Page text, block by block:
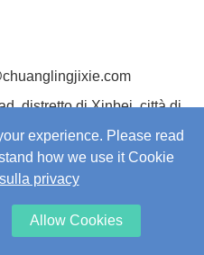
experience. Please read
how we use it Cookie
privacy
Allow Cookies
distretto di Xinbei, città di
Cina
Development
by Wangke
XML Informativa sulla privacy